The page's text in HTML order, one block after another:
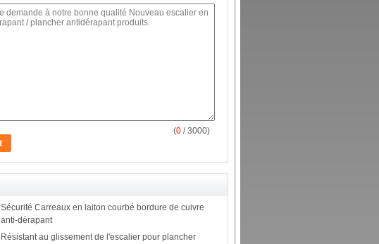
(0 / 3000)
Sécurité Carreaux en laiton courbé bordure de cuivre
anti-dérapant
Résistant au glissement de l'escalier pour plancher